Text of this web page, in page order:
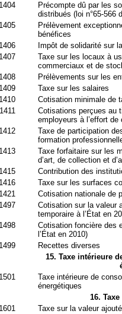
1404
Précompte dû par les
distribués (loi n°65-566
1405
Prélèvement
bénéfices
1406
Impôt de solidarité sur
1407
Taxe sur les locaux à
commerciaux et de
1408
Prélèvements sur les
1409
Taxe sur les salaires
1410
Cotisation minimale de
1411
Cotisations perçues au
employeurs à l’effort de
1412
Taxe de participation
formation
1413
Taxe forfaitaire sur les
d’art, de collection et
1415
Contribution des
1416
Taxe sur les surfaces
1421
Cotisation nationale de
1497
Cotisation sur la valeur
temporaire à l’État en
1498
Cotisation foncière des
l’État en 2010)
1499
Recettes diverses
15. Taxe intérieure
1501
Taxe intérieure de
énergétiques
16.
1601
Taxe sur la valeur